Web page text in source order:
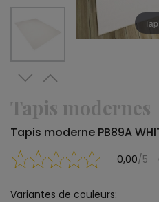
Tapis modernes
Tapis moderne PB89A
0,00/5
Variantes de couleurs: